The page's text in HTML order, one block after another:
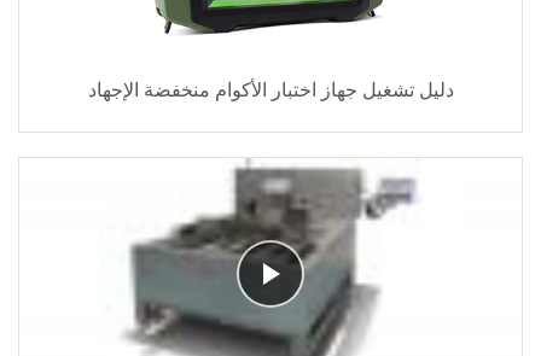
دليل تشغيل جهاز اختبار الأكوام منخفضة الإجهاد